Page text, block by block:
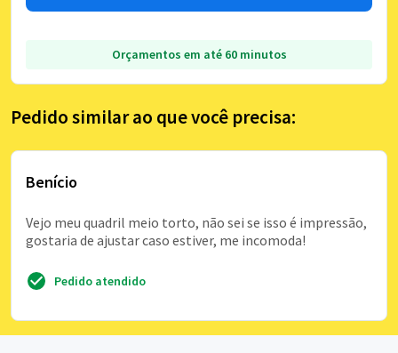
Orçamentos em até 60 minutos
Pedido similar ao que você precisa:
Benício
Vejo meu quadril meio torto, não sei se isso é impressão,
gostaria de ajustar caso estiver, me incomoda!
Pedido atendido